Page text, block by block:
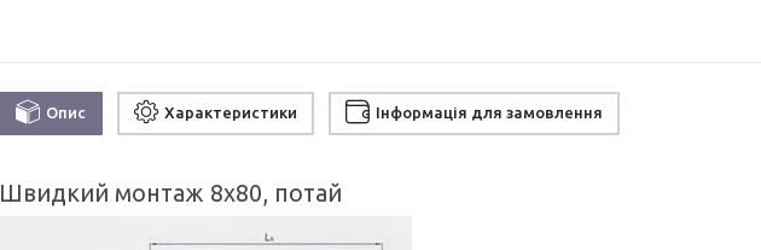
Опис Характеристики Інформація для замовлення
Швидкий монтаж 8х80, потай